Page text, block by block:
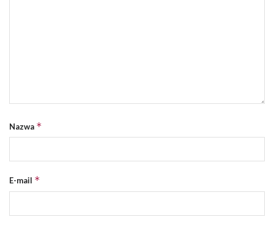
Nazwa *
E-mail *